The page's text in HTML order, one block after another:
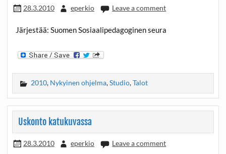
28.3.2010 eperkio Leave a comment
Järjestää: Suomen Sosiaalipedagoginen seura
2010, Nykyinen ohjelma,Studio,Talot
Uskonto katukuvassa
28.3.2010 eperkio Leave a comment